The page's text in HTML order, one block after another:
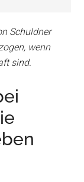
Schuldner
wenn
sind.